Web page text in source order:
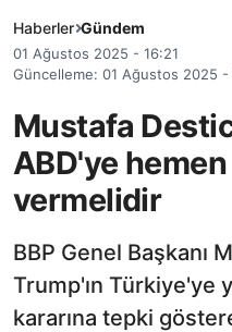
Haberler Gündem
01 Ağustos 2025 - 16:21
Güncelleme: 01 Ağustos 2025 -
Mustafa
ABD'ye hemen
vermelidir
BBP Genel Başkanı
Trump'ın Türkiye'ye
kararına tepki